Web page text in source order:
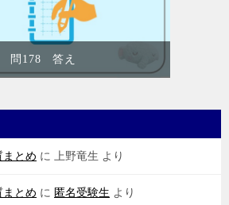
問178 答え
とめ に 上野竜生 より
とめ に 匿名受験生 より